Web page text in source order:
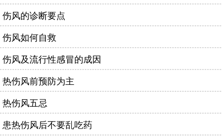
伤风的诊断要点
伤风如何自救
伤风及流行性感冒的成因
热伤风前预防为主
热伤风五忌
患热伤风后不要乱吃药